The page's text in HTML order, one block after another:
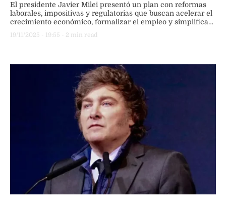
El presidente Javier Milei presentó un plan con reformas
laborales, impositivas y regulatorias que buscan acelerar el
crecimiento económico, formalizar el empleo y simplificar
será gradual y destacó la importancia del apoyo
19/11/2025 - 19:55 - 2 min read